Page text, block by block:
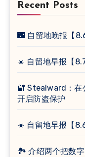
Recent Posts
🌃 自留地晚报【8.6
☀️ 自留地早报【8.7
🔐 Stealward：在
开启防盗保护
☀️ 自留地早报【8.6
🏞 介绍两个把数